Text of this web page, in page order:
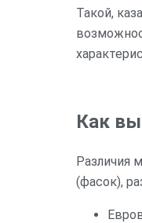
Такой,
Как
Различия
(фасок),